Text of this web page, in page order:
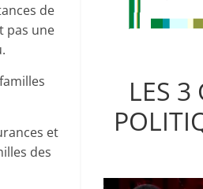
de
pas une
et
des
LES 3